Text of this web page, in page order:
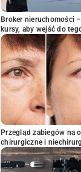
Broker nieruchomości
kursy, aby wejść do
Przegląd zabiegów na
chirurgiczne i